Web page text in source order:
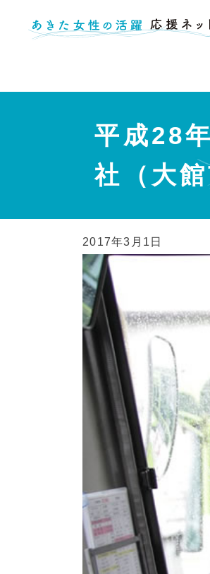
取組事例 平成28年度秋田県女性の
平成28
社（大
2017年3月1日